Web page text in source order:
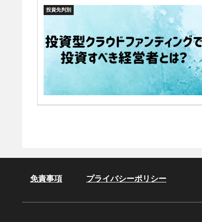
投資先判別
免責事項 プライバシーポリシー